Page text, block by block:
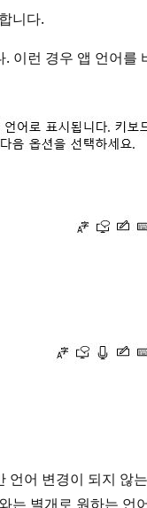
니다.
런 경우 앱 언어를
어 변경이 되지 않
는 별개로 원하는 언